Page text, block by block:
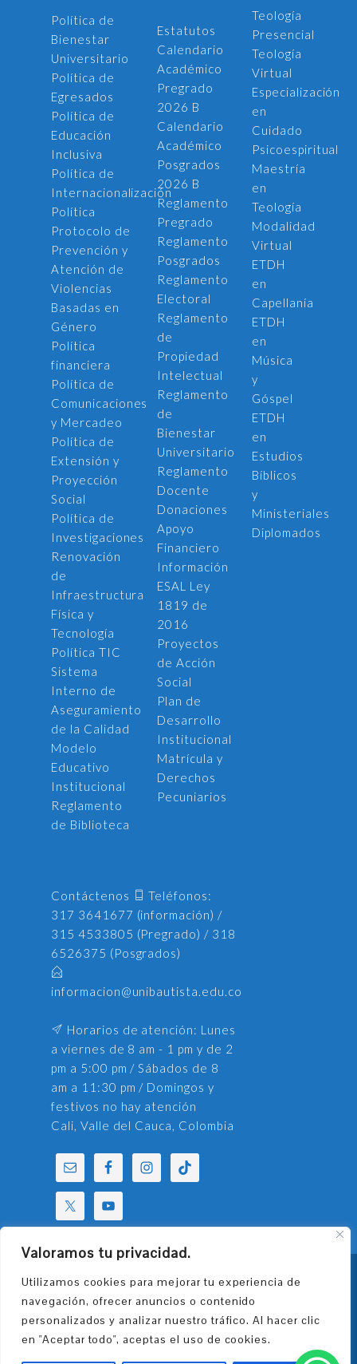
Valoramos tu privacidad.
Utilizamos cookies para mejorar tu experiencia de
navegación, ofrecer anuncios o contenido
personalizados y analizar nuestro tráfico. Al hacer clic
en "Aceptar todo", aceptas el uso de cookies.
Política de
Bienestar
Universitario
Política de
Egresados
Política de
Educación
Inclusiva
Política de
Internacionalización
Política
Protocolo de
Prevención y
Atención de
Violencias
Basadas en
Género
Política
financiera
Política de
Comunicaciones
y Mercadeo
Política de
Extensión y
Proyección
Social
Política de
Investigaciones
Renovación
de
Infraestructura
Física y
Tecnología
Política TIC
Sistema
Interno de
Aseguramiento
de la Calidad
Modelo
Educativo
Institucional
Reglamento
de Biblioteca
Estatutos
Calendario
Académico
Pregrado
2026 B
Calendario
Académico
Posgrados
2026 B
Reglamento
Pregrado
Reglamento
Posgrados
Reglamento
Electoral
Reglamento
de
Propiedad
Intelectual
Reglamento
de
Bienestar
Universitario
Reglamento
Docente
Donaciones
Apoyo
Financiero
Información
ESAL Ley
1819 de
2016
Proyectos
de Acción
Social
Plan de
Desarrollo
Institucional
Matrícula y
Derechos
Pecuniarios
Teología
Presencial
Teología
Virtual
Especialización
en
Cuidado
Psicoespiritual
Maestría
en
Teología
Modalidad
Virtual
ETDH
en
Capellanía
ETDH
en
Música
y
Góspel
ETDH
en
Estudios
Bíblicos
y
Ministeriales
Diplomados
Contáctenos
Teléfonos:
317 3641677 (información) /
315 4533805 (Pregrado) / 318
6526375 (Posgrados)
informacion@unibautista.edu.co
Horarios de atención: Lunes
a viernes de 8 am - 1 pm y de 2
pm a 5:00 pm / Sábados de 8
am a 11:30 pm / Domingos y
festivos no hay atención
Cali, Valle del Cauca, Colombia
Fundación Universitaria Seminario
Teológico Bautista Internacional.
Copyright © 2026. Todos los derechos